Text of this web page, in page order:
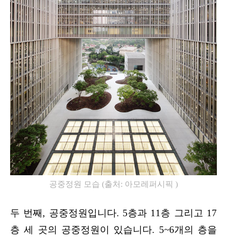
공중정원 모습 (출처 : 아모레퍼시픽 )
두 번째, 공중정원입니다. 5층과 11층 그리고 17
층 세 곳의 공중정원이 있습니다. 5~6개의 층을